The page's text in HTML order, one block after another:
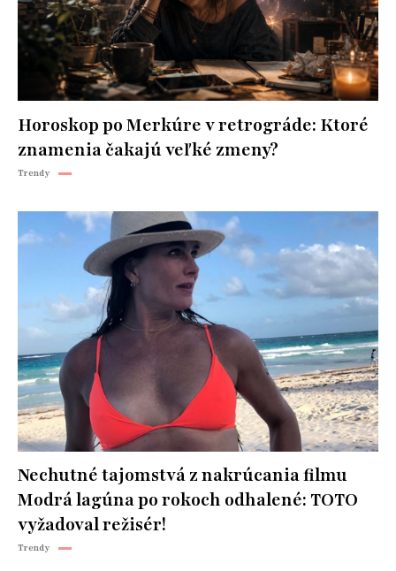
Horoskop po Merkúre v retrográde: Ktoré
znamenia čakajú veľké zmeny?
Trendy
Nechutné tajomstvá z nakrúcania filmu
Modrá lagúna po rokoch odhalené: TOTO
vyžadoval režisér!
Trendy